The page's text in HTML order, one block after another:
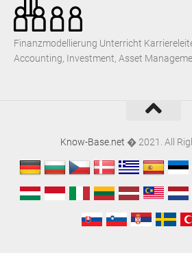
Finanzmodellierung Unterricht
Accounting, Investment, Asset
Know-Base.net � 2021. All